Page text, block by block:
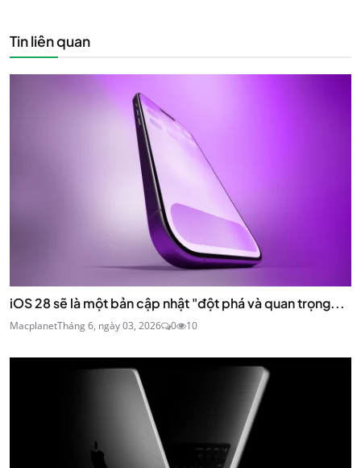
Tin liên quan
iOS 28 sẽ là một bản cập nhật "đột phá và quan trọng...
MacplanetTháng 6, ngày 03, 2026 0 10